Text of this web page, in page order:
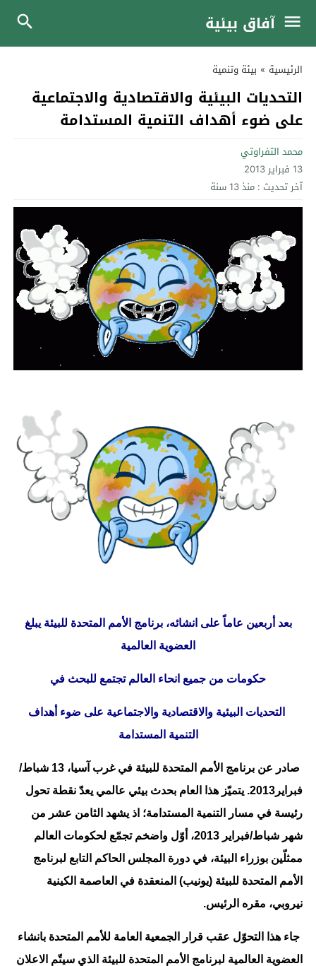
آفاق بيئية
الرئيسية » بيئة وتنمية
التحديات البيئية والاقتصادية والاجتماعية
على ضوء أهداف التنمية المستدامة
محمد التفراوتي
13 فبراير 2013
آخر تحديث : منذ 13 سنة
بعد أربعين عاماً على انشائه، برنامج الأمم المتحدة للبيئة يبلغ
العضوية العالمية
حكومات من جميع انحاء العالم تجتمع للبحث في
التحديات البيئية والاقتصادية والاجتماعية على ضوء أهداف
التنمية المستدامة
صادر عن برنامج الأمم المتحدة للبيئة في غرب آسيا، 13 شباط/
فبراير2013. يتميّز هذا العام بحدث بيئي عالمي يعدّ نقطة تحول
رئيسة في مسار التنمية المستدامة؛ اذ يشهد الثامن عشر من
شهر شباط/فبراير 2013، أوّل واضخم تجمّع لحكومات العالم
ممثلّين بوزراء البيئة، في دورة المجلس الحاكم التابع لبرنامج
الأمم المتحدة للبيئة (يونيب) المنعقدة في العاصمة الكينية
نيروبي، مقره الرئيس.
جاء هذا التحوّل عقب قرار الجمعية العامة للأمم المتحدة بانشاء
العضوية العالمية لبرنامج الأمم المتحدة للبيئة الذي سيتّم الاعلان